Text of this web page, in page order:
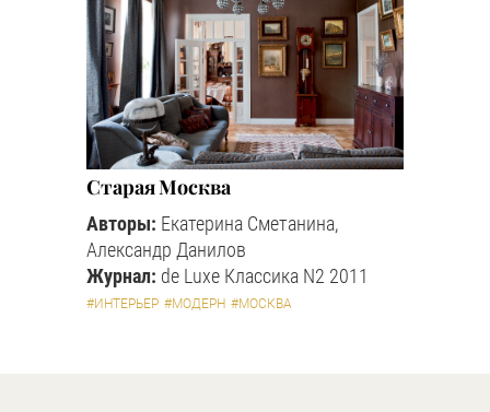
Старая Москва
Авторы: Екатерина Сметанина,
Александр Данилов
Журнал: de Luxe Классика N2 2011
#ИНТЕРЬЕР #МОДЕРН #МОСКВА